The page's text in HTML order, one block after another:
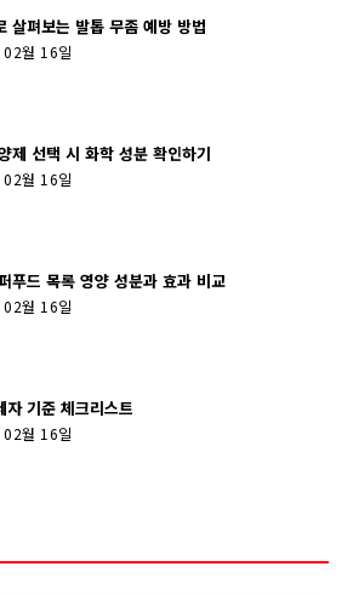
살펴보는 발톱 무좀 예방 방법
월 16일
제 선택 시 화학 성분 확인하기
월 16일
푸드 목록 영양 성분과 효과 비교
월 16일
자 기준 체크리스트
월 16일